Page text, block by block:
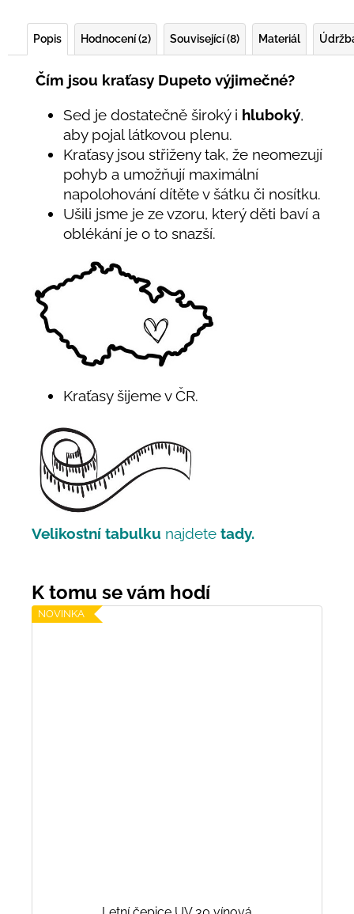
Popis Hodnocení (2) Související (8) Materiál
Čím jsou kraťasy Dupeto výjimečné?
Sed je dostatečně široký i hluboký,
aby pojal látkovou plenu.
Kraťasy jsou střiženy tak, že neomezují
pohyb a umožňují maximální
napolohování dítěte v šátku či nosítku.
Ušili jsme je ze vzoru, který děti baví a
oblékání je o to snazší.
Kraťasy šijeme v ČR.
Velikostní tabulku najdete tady.
NOVINKA